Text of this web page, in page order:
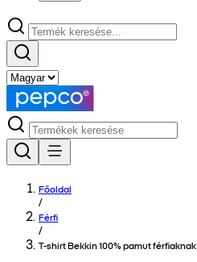
Főoldal
/
Férfi
/
T-shirt Bekkin 100% pamut férfiaknak